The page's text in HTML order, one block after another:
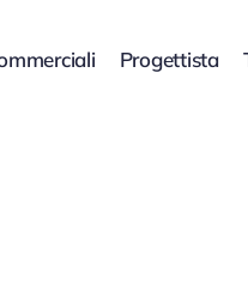
Progettista